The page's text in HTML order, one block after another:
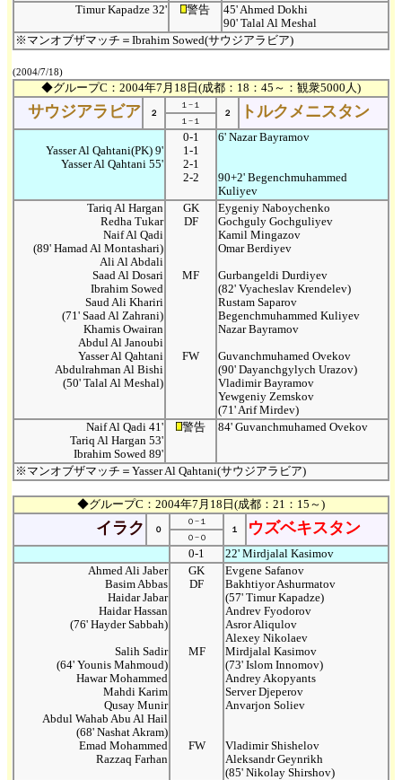
Timur Kapadze 32' 警告
45' Ahmed Dokhi
90' Talal Al Meshal
※マンオブザマッチ＝Ibrahim Sowed(サウジアラビア)
(2004/7/18)
◆グループC：2004年7月18日(成都：18：45～：観衆5000人)
サウジアラビア ２
１−１
２
トルクメニスタン
１−１
Yasser Al Qahtani(PK) 9'
Yasser Al Qahtani 55'
0-1
1-1
2-1
2-2
6' Nazar Bayramov
90+2' Begenchmuhammed
Kuliyev
Tariq Al Hargan
Redha Tukar
Naif Al Qadi
(89' Hamad Al Montashari)
Ali Al Abdali
Saad Al Dosari
Ibrahim Sowed
Saud Ali Khariri
(71' Saad Al Zahrani)
Khamis Owairan
Abdul Al Janoubi
Yasser Al Qahtani
Abdulrahman Al Bishi
(50' Talal Al Meshal)
GK
DF
MF
FW
Eygeniy Naboychenko
Gochguly Gochguliyev
Kamil Mingazov
Omar Berdiyev
Gurbangeldi Durdiyev
(82' Vyacheslav Krendelev)
Rustam Saparov
Begenchmuhammed Kuliyev
Nazar Bayramov
Guvanchmuhamed Ovekov
(90' Dayanchgylych Urazov)
Vladimir Bayramov
Yewgeniy Zemskov
(71' Arif Mirdev)
Naif Al Qadi 41'
Tariq Al Hargan 53'
Ibrahim Sowed 89'
警告 84' Guvanchmuhamed Ovekov
※マンオブザマッチ＝Yasser Al Qahtani(サウジアラビア)
◆グループC：2004年7月18日(成都：21：15～)
イラク ０
０−１
１
ウズベキスタン
０−０
0-1
22' Mirdjalal Kasimov
Ahmed Ali Jaber
Basim Abbas
Haidar Jabar
Haidar Hassan
(76' Hayder Sabbah)
Salih Sadir
(64' Younis Mahmoud)
Hawar Mohammed
Mahdi Karim
Qusay Munir
Abdul Wahab Abu Al Hail
(68' Nashat Akram)
Emad Mohammed
Razzaq Farhan
GK
DF
MF
FW
Evgene Safanov
Bakhtiyor Ashurmatov
(57' Timur Kapadze)
Andrev Fyodorov
Asror Aliqulov
Alexey Nikolaev
Mirdjalal Kasimov
(73' Islom Innomov)
Andrey Akopyants
Server Djeperov
Anvarjon Soliev
Vladimir Shishelov
Aleksandr Geynrikh
(85' Nikolay Shirshov)